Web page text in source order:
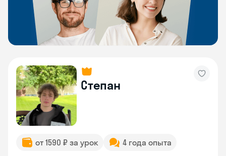
Степан
от 1590 ₽ за урок 4 года опыта